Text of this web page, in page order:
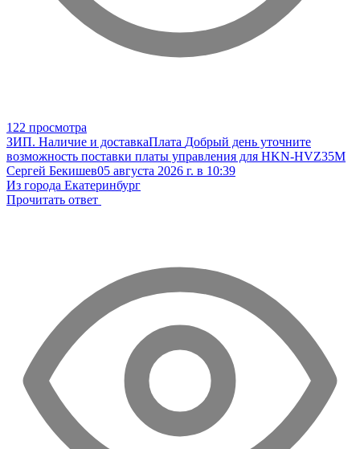
122 просмотра
ЗИП. Наличие и доставкаПлата Добрый день уточните
возможность поставки платы управления для HKN-HVZ35M
Сергей Бекишев05 августа 2026 г. в 10:39
Из города Екатеринбург
Прочитать ответ